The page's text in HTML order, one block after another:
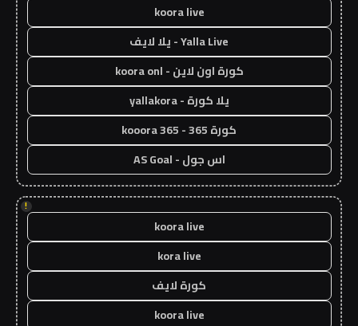
koora live
Yalla Live - يلا لايف
كورة اون لاين - koora onl
يلا كورة - yallakora
كورة 365 - kooora 365
اس جول - AS Goal
!
koora live
kora live
كورة لايف
koora live